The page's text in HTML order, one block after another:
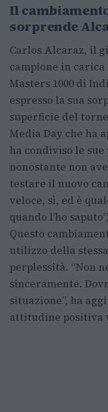
Il
sorprende
Carlos Alcaraz, il
campione in
Masters 1000 di
espresso la sua
superficie del
Media Day che ha
ha condiviso le
nonostante non
testare il nuovo
veloce, sì, ed è
quando l’ho
Questo
utilizzo della
perplessità. “Non
sinceramente.
situazione”, ha
attitudine positiva